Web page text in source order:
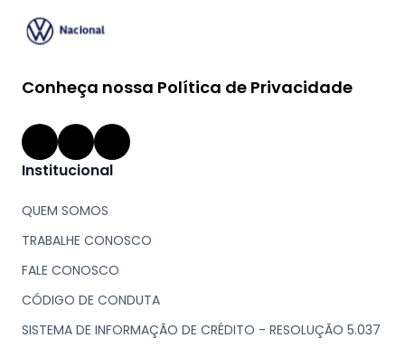
Conheça nossa Política de Privacidade
Institucional
QUEM SOMOS
TRABALHE CONOSCO
FALE CONOSCO
CÓDIGO DE CONDUTA
SISTEMA DE INFORMAÇÃO DE CRÉDITO - RESOLUÇÃO 5.037